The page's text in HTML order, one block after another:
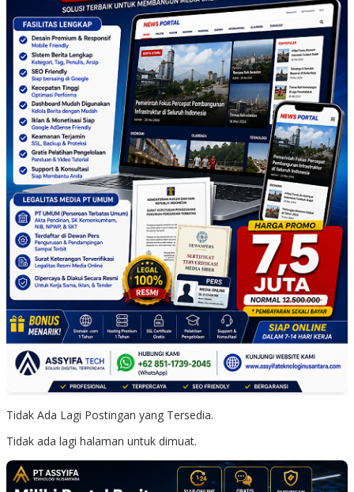
Tidak Ada Lagi Postingan yang Tersedia.
Tidak ada lagi halaman untuk dimuat.